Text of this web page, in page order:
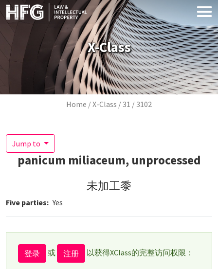
Skip to main content
X-Class
Breadcrumb
Home X-Class 31 3102
Jump to
panicum miliaceum, unprocessed
未加工黍
Five parties Yes
登录 或 注册 以获得XClass的完整访问权限：